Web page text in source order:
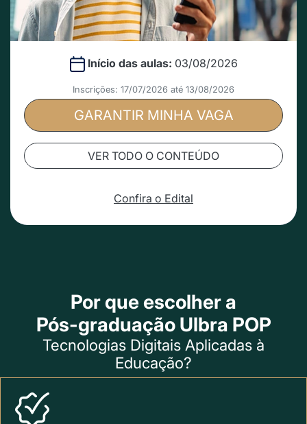
Início das aulas: 03/08/2026
Inscrições: 17/07/2026 até 13/08/2026
GARANTIR MINHA VAGA
VER TODO O CONTEÚDO
Confira o Edital
Por que escolher a
Pós-graduação Ulbra POP
Tecnologias Digitais Aplicadas à
Educação?